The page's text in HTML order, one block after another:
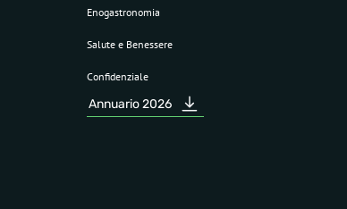
Enogastronomia
Salute e Benessere
Confidenziale
Annuario 2026